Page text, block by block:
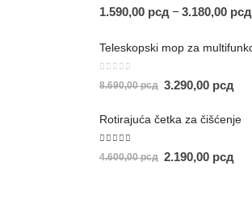
0 out of 5
1.590,00 рсд – 3.180,00 рсд
8.690,00рсд 3.290,00 рсд
Rotirajuća četka za čišćenje
5.00out of 5
4.600,00рсд 2.190,00 рсд